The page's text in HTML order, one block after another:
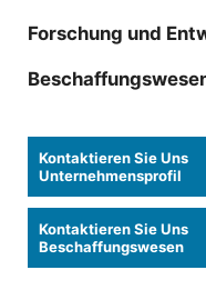
Forschung und
Kontaktieren Sie Uns
Unternehmensprofil
Kontaktieren Sie Uns
Beschaffungswesen